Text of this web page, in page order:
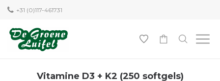
+31 (0)117-461731
Vitamine D3 + K2 (250 softgels)